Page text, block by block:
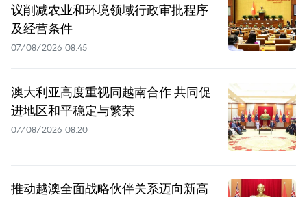
议削减农业和环境领域行政审批程序
及经营条件
07/08/2026 08:45
澳大利亚高度重视同越南合作 共同促
进地区和平稳定与繁荣
07/08/2026 08:20
推动越澳全面战略伙伴关系迈向新高